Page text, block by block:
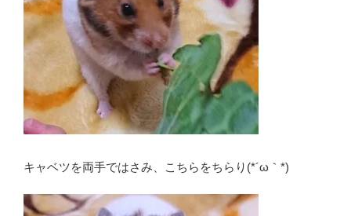
キャベツを両手ではさみ、こちらをちらり(*´ω｀*)